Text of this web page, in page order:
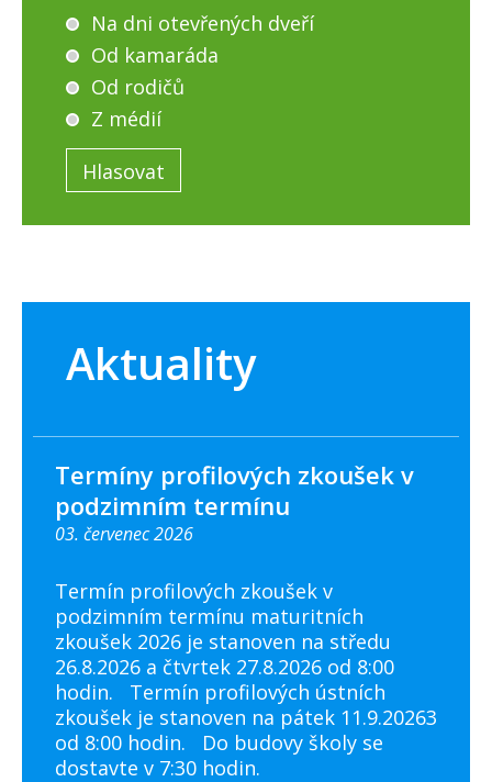
Na dni otevřených dveří
Od kamaráda
Od rodičů
Z médií
Aktuality
Termíny profilových zkoušek v
podzimním termínu
03. červenec 2026
Termín profilových zkoušek v
podzimním termínu maturitních
zkoušek 2026 je stanoven na středu
26.8.2026 a čtvrtek 27.8.2026 od 8:00
hodin. Termín profilových ústních
zkoušek je stanoven na pátek 11.9.20263
od 8:00 hodin. Do budovy školy se
dostavte v 7:30 hodin.